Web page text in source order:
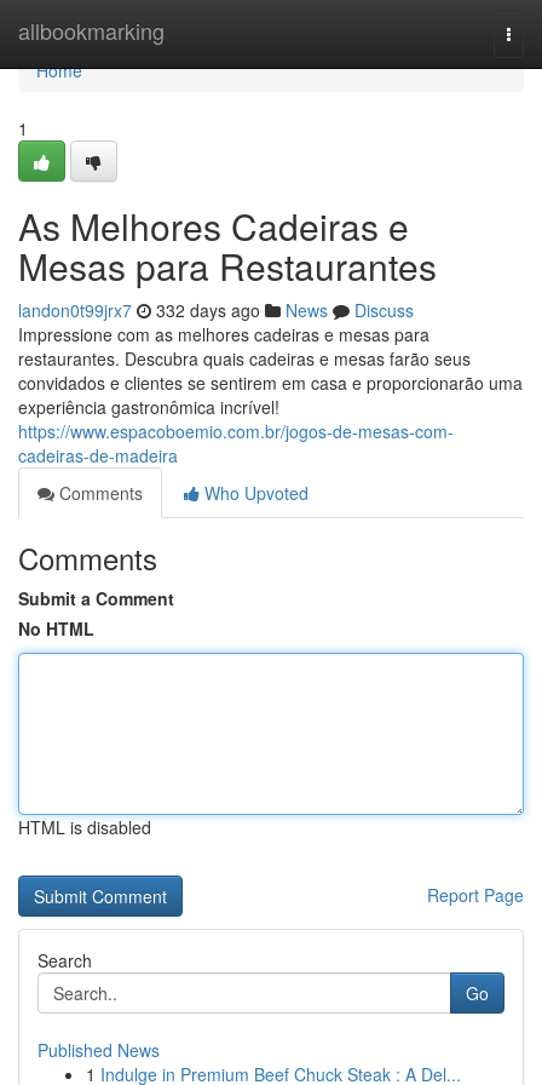
allbookmarking
Home
Home
1
As Melhores Cadeiras e
Mesas para Restaurantes
landon0t99jrx7 332 days ago News
Discuss
Impressione com as melhores cadeiras e mesas para
restaurantes. Descubra quais cadeiras e mesas farão seus
convidados e clientes se sentirem em casa e proporcionarão uma
experiência gastronômica incrível!
https://www.espacoboemio.com.br/jogos-de-mesas-com-
cadeiras-de-madeira
Comments
Who Upvoted
Comments
Submit a Comment
No HTML
HTML is disabled
Report Page
Search
Go
Published News
1 Indulge in Premium Beef Chuck Steak : A Del...